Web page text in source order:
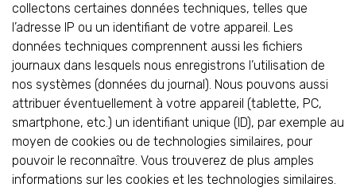
collectons certaines données techniques, telles que
l’adresse IP ou un identifiant de votre appareil. Les
données techniques comprennent aussi les fichiers
journaux dans lesquels nous enregistrons l’utilisation de
nos systèmes (données du journal). Nous pouvons aussi
attribuer éventuellement à votre appareil (tablette, PC,
smartphone, etc.) un identifiant unique (ID), par exemple au
moyen de cookies ou de technologies similaires, pour
pouvoir le reconnaître. Vous trouverez de plus amples
informations sur les cookies et les technologies similaires.